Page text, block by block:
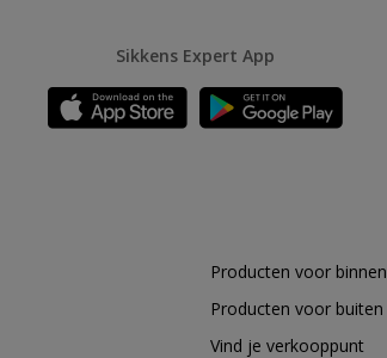
Sikkens Expert App
Producten voor binnen
Producten voor buiten
Vind je verkooppunt